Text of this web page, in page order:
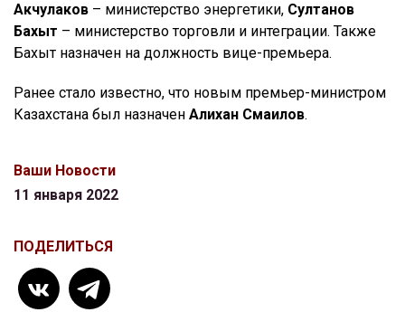
Акчулаков – министерство энергетики, Султанов
Бахыт – министерство торговли и интеграции. Также
Бахыт назначен на должность вице-премьера.
Ранее стало известно, что новым премьер-министром
Казахстана был назначен Алихан Смаилов.
Ваши Новости
11 января 2022
ПОДЕЛИТЬСЯ